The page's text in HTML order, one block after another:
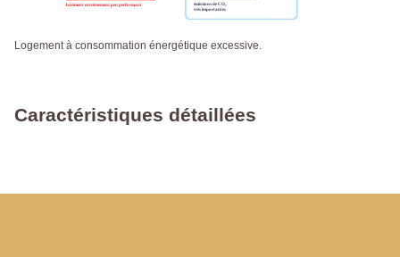
Logement à consommation énergétique excessive.
Caractéristiques détaillées